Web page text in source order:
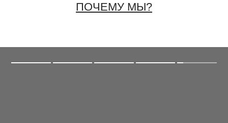
ПОЧЕМУ МЫ?